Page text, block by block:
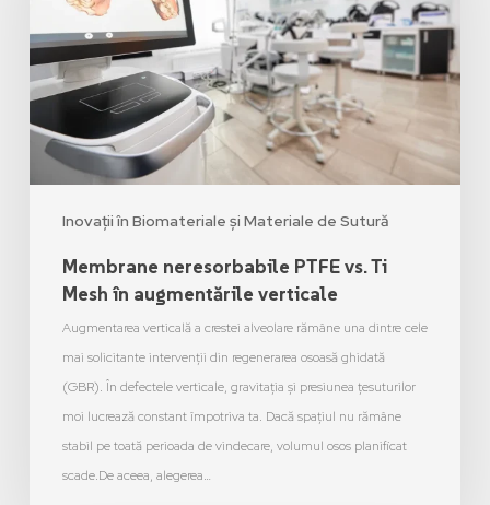
Inovații în Biomateriale și Materiale de Sutură
Membrane neresorbabile PTFE vs. Ti
Mesh în augmentările verticale
Augmentarea verticală a crestei alveolare rămâne una dintre cele
mai solicitante intervenții din regenerarea osoasă ghidată
(GBR). În defectele verticale, gravitația și presiunea țesuturilor
moi lucrează constant împotriva ta. Dacă spațiul nu rămâne
stabil pe toată perioada de vindecare, volumul osos planificat
scade.De aceea, alegerea…